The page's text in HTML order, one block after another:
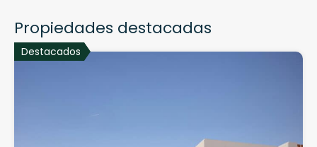
Propiedades destacadas
Destacados